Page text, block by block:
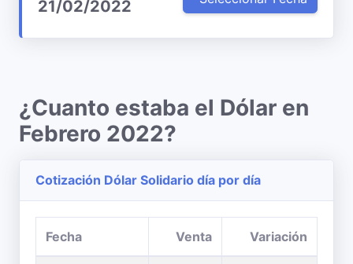
21/02/2022
¿Cuanto estaba el Dólar en
Febrero 2022?
Cotización Dólar Solidario día por día
Fecha Venta Variación